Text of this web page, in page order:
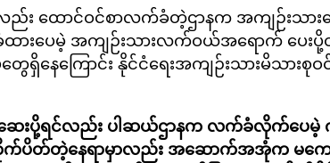
ည်း ထောင်ဝင်စာလက်ခံတဲ့ဌာနက အကျဉ်းသာ
ားပေမဲ့ အကျဉ်းသားလက်ဝယ်အရောက် ပေးပို့
ရှိနေကြောင်း နိုင်ငံရေးအကျဉ်းသားမိသားစု
ေးပို့ရင်လည်း ပါဆယ်ဌာနက လက်ခံလိုက်ပေမဲ့
က်ပိတ်တဲ့နေရာမှာလည်း အဆောက်အအုံက မကေ